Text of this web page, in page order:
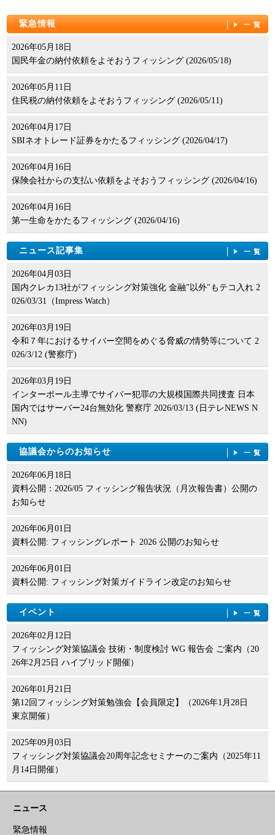
緊急情報 一覧
2026年05月18日
国民年金の納付依頼をよそおうフィッシング (2026/05/18)
2026年05月11日
住民税の納付依頼をよそおうフィッシング (2026/05/11)
2026年04月17日
SBIネオトレード証券をかたるフィッシング (2026/04/17)
2026年04月16日
保険会社からの支払い依頼をよそおうフィッシング (2026/04/16)
2026年04月16日
第一生命をかたるフィッシング (2026/04/16)
ニュース記事集 一覧
2026年04月03日
国内クレカ13社がフィッシング対策強化 金融"以外"もテコ入れ 2
026/03/31（Impress Watch）
2026年03月19日
令和７年におけるサイバー空間をめぐる脅威の情勢等について 2
026/3/12 (警察庁)
2026年03月19日
インターポール主導でサイバー犯罪の大規模国際共同捜査 日本
国内ではサーバー24台無効化 警察庁 2026/03/13 (日テレNEWS N
NN)
協議会からのお知らせ 一覧
2026年06月18日
資料公開：2026/05 フィッシング報告状況（月次報告書）公開の
お知らせ
2026年06月01日
資料公開: フィッシングレポート 2026 公開のお知らせ
2026年06月01日
資料公開: フィッシング対策ガイドライン改定のお知らせ
イベント 一覧
2026年02月12日
フィッシング対策協議会 技術・制度検討 WG 報告会 ご案内（20
26年2月25日 ハイブリッド開催）
2026年01月21日
第12回フィッシング対策勉強会【会員限定】（2026年1月28日
東京開催）
2025年09月03日
フィッシング対策協議会20周年記念セミナーのご案内（2025年11
月14日開催）
ニュース
緊急情報